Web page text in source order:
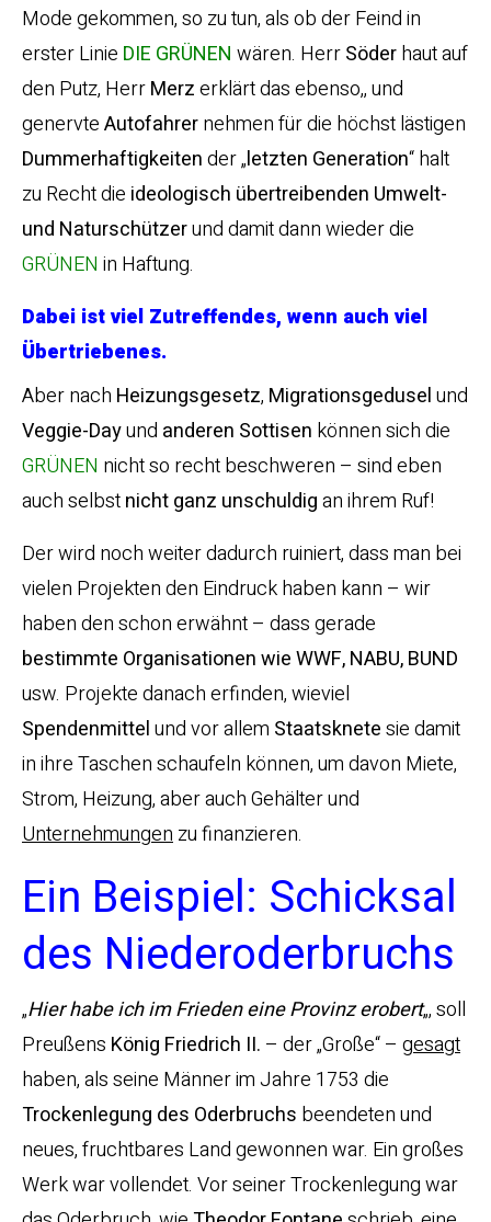
Mode gekommen, so zu tun, als ob der Feind in
erster Linie DIE GRÜNEN wären. HerrSöderhaut auf
den Putz, HerrMerzerklärt das ebenso,, und
genervteAutofahrernehmen für die höchst lästigen
Dummerhaftigkeitender „letzten Generation“ halt
zu Recht die ideologisch übertreibenden Umwelt-
und Naturschützerund damit dann wieder die
GRÜNEN in Haftung.
Dabei ist viel Zutreffendes, wenn auch viel
Übertriebenes.
Aber nach Heizungsgesetz, Migrationsgeduselund
Veggie-Dayund anderen Sottisen können sich die
GRÜNEN nicht so recht beschweren – sind eben
auch selbstnicht ganz unschuldigan ihrem Ruf!
Der wird noch weiter dadurch ruiniert, dass man bei
vielen Projekten den Eindruck haben kann – wir
haben den schon erwähnt – dass gerade
bestimmte Organisationen wie WWF, NABU, BUND
usw. Projekte danach erfinden, wieviel
Spendenmittelund vor allem Staatsknetesie damit
in ihre Taschen schaufeln können, um davon Miete,
Strom, Heizung, aber auch Gehälter und
Unternehmungenzu finanzieren.
Ein Beispiel: Schicksal
des Niederoderbruchs
„Hier habe ich im Frieden eine Provinz erobert„, soll
Preußens König Friedrich II. – der „Große“ – gesagt
haben, als seine Männer im Jahre 1753 die
Trockenlegung des Oderbruchs beendeten und
neues, fruchtbares Land gewonnen war. Ein großes
Werk war vollendet. Vor seiner Trockenlegung war